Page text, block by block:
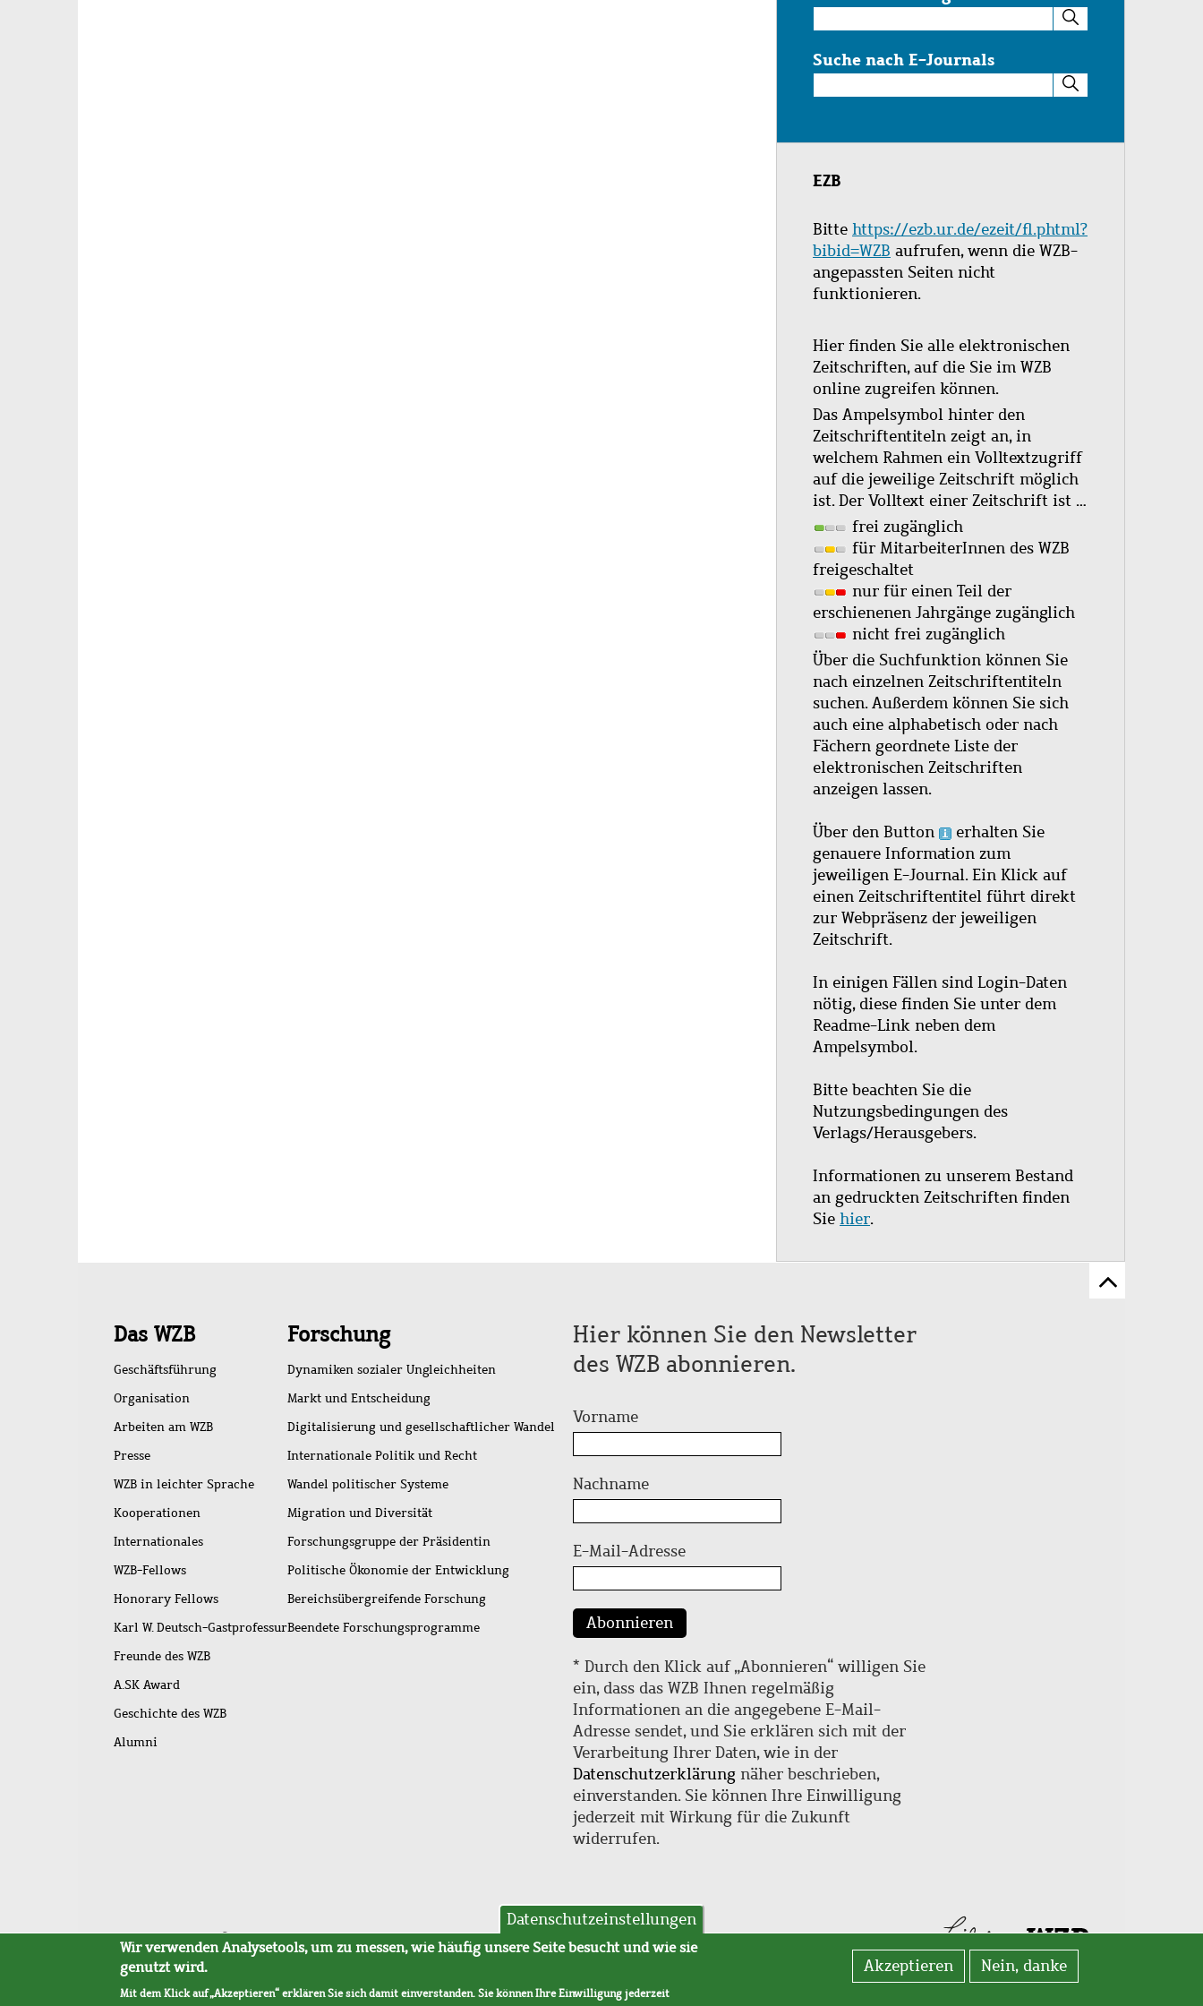
im
Katalog
Suche nach E-Journals
nach
Journals
EZB
Bitte https://ezb.ur.de/ezeit/fl.phtml?
bibid=WZB aufrufen, wenn die WZB-
angepassten Seiten nicht
funktionieren.
Hier finden Sie alle elektronischen
Zeitschriften, auf die Sie im WZB
online zugreifen können.
Das Ampelsymbol hinter den
Zeitschriftentiteln zeigt an, in
welchem Rahmen ein Volltextzugriff
auf die jeweilige Zeitschrift möglich
ist. Der Volltext einer Zeitschrift ist …
frei zugänglich
für MitarbeiterInnen des WZB
freigeschaltet
nur für einen Teil der
erschienenen Jahrgänge zugänglich
nicht frei zugänglich
Über die Suchfunktion können Sie
nach einzelnen Zeitschriftentiteln
suchen. Außerdem können Sie sich
auch eine alphabetisch oder nach
Fächern geordnete Liste der
elektronischen Zeitschriften
anzeigen lassen.
Über den Button
erhalten Sie
genauere Information zum
jeweiligen E-Journal. Ein Klick auf
einen Zeitschriftentitel führt direkt
zur Webpräsenz der jeweiligen
Zeitschrift.
In einigen Fällen sind Login-Daten
nötig, diese finden Sie unter dem
Readme-Link neben dem
Ampelsymbol.
Bitte beachten Sie die
Nutzungsbedingungen des
Verlags/Herausgebers.
Informationen zu unserem Bestand
an gedruckten Zeitschriften finden
Sie hier.
Zum
Schnellzugriff
Das WZB
Geschäftsführung
Organisation
Arbeiten am WZB
Presse
WZB in leichter Sprache
Kooperationen
Internationales
WZB-Fellows
Honorary Fellows
Karl W. Deutsch-Gastprofessur
Freunde des WZB
A.SK Award
Geschichte des WZB
Alumni
Forschung
Dynamiken sozialer Ungleichheiten
Markt und Entscheidung
Digitalisierung und gesellschaftlicher Wandel
Internationale Politik und Recht
Wandel politischer Systeme
Migration und Diversität
Forschungsgruppe der Präsidentin
Politische Ökonomie der Entwicklung
Bereichsübergreifende Forschung
Beendete Forschungsprogramme
Hier können Sie den Newsletter
des WZB abonnieren.
Vorname
Nachname
E-Mail-Adresse
Abonnieren
* Durch den Klick auf „Abonnieren“ willigen Sie
ein, dass das WZB Ihnen regelmäßig
Informationen an die angegebene E-Mail-
Adresse sendet, und Sie erklären sich mit der
Verarbeitung Ihrer Daten, wie in der
Datenschutzerklärung näher beschrieben,
einverstanden. Sie können Ihre Einwilligung
jederzeit mit Wirkung für die Zukunft
widerrufen.
Fußleistenmenü
SitemapBarrierefreiheitImpressumDatenschutzAVB
Datenschutzeinstellungen
Wir verwenden Analysetools, um zu messen, wie häufig unsere Seite besucht und wie sie
genutzt wird.
Mit dem Klick auf „Akzeptieren“ erklären Sie sich damit einverstanden. Sie können Ihre Einwilligung jederzeit
Akzeptieren Nein, danke